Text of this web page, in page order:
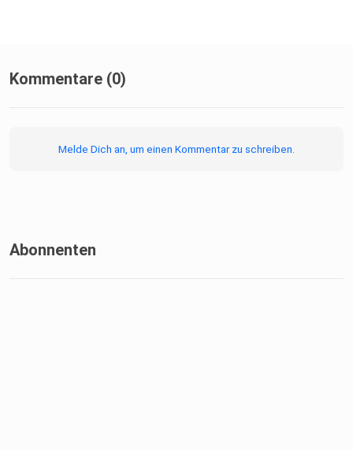
Kommentare (0)
Melde Dich an, um einen Kommentar zu schreiben.
Abonnenten